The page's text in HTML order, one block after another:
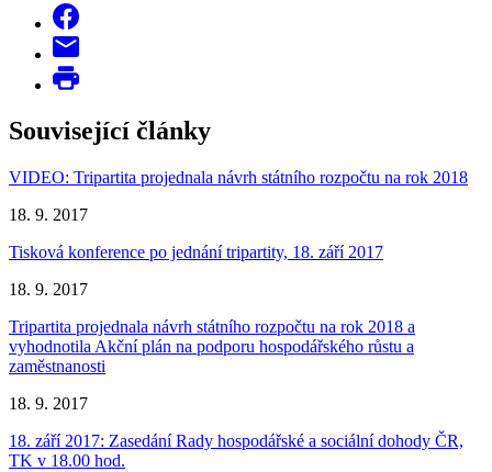
Související články
VIDEO: Tripartita projednala návrh státního rozpočtu na rok 2018
18. 9. 2017
Tisková konference po jednání tripartity, 18. září 2017
18. 9. 2017
Tripartita projednala návrh státního rozpočtu na rok 2018 a
vyhodnotila Akční plán na podporu hospodářského růstu a
zaměstnanosti
18. 9. 2017
18. září 2017: Zasedání Rady hospodářské a sociální dohody ČR,
TK v 18.00 hod.